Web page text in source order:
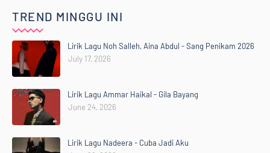
TREND MINGGU INI
Lirik Lagu Noh Salleh, Aina Abdul - Sang Penikam 2026
July 17, 2026
Lirik Lagu Ammar Haikal - Gila Bayang
June 24, 2026
Lirik Lagu Nadeera - Cuba Jadi Aku